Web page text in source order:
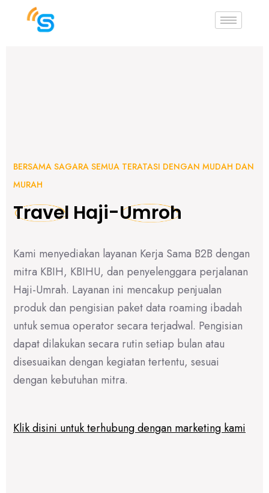
BERSAMA SAGARA SEMUA TERATASI DENGAN MUDAH DAN
MURAH
Travel Haji-Umroh
Kami menyediakan layanan Kerja Sama B2B dengan
mitra KBIH, KBIHU, dan penyelenggara perjalanan
Haji-Umrah. Layanan ini mencakup penjualan
produk dan pengisian paket data roaming ibadah
untuk semua operator secara terjadwal. Pengisian
dapat dilakukan secara rutin setiap bulan atau
disesuaikan dengan kegiatan tertentu, sesuai
dengan kebutuhan mitra.
Klik disini untuk terhubung dengan marketing kami